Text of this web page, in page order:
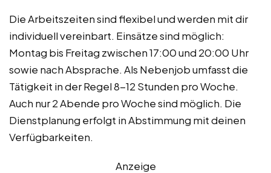
Die Arbeitszeiten sind flexibel und werden mit dir
individuell vereinbart. Einsätze sind möglich:
Montag bis Freitag zwischen 17:00 und 20:00 Uhr
sowie nach Absprache. Als Nebenjob umfasst die
Tätigkeit in der Regel 8-12 Stunden pro Woche.
Auch nur 2 Abende pro Woche sind möglich. Die
Dienstplanung erfolgt in Abstimmung mit deinen
Verfügbarkeiten.
Anzeige